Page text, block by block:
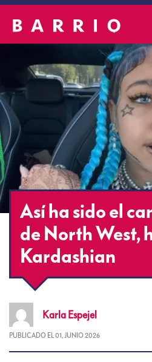
Así ha sido el
de North West,
Kardashian
Karla Espejel
PUBLICADO EL 01, JUNIO 2026